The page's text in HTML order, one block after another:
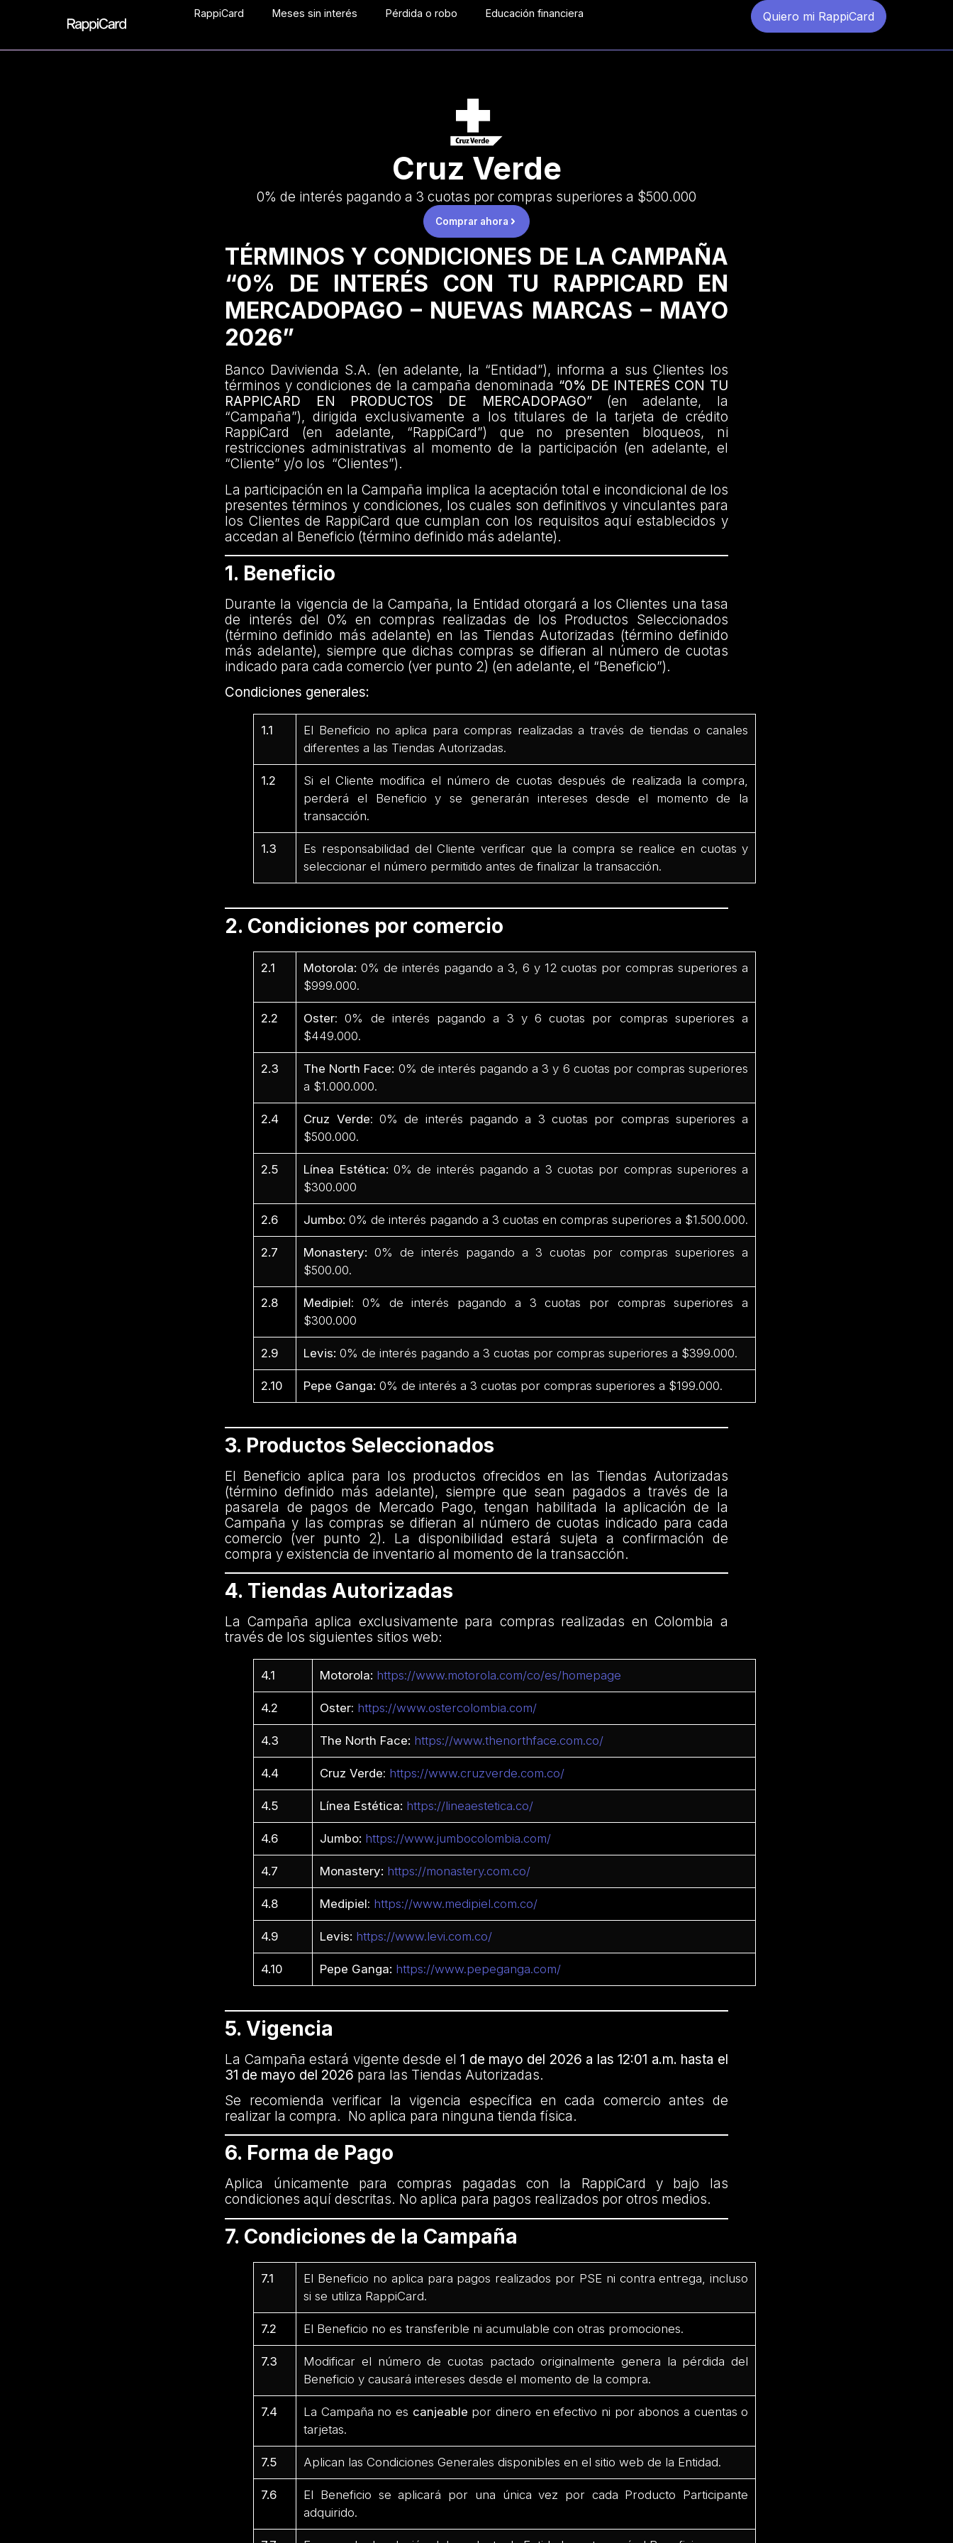
RappiCard Meses sin interés Pérdida o robo Educación financiera Quiero mi RappiCard
Cruz Verde
0% de interés pagando a 3 cuotas por compras superiores a $500.000
Comprar ahora
TÉRMINOS Y CONDICIONES DE LA CAMPAÑA
“0% DE INTERÉS CON TU RAPPICARD EN
MERCADOPAGO – NUEVAS MARCAS – MAYO
2026”
Banco Davivienda S.A. (en adelante, la “Entidad”), informa a sus Clientes los
términos y condiciones de la campaña denominada “0% DE INTERÉS CON TU
RAPPICARD EN PRODUCTOS DE MERCADOPAGO”(en adelante, la
“Campaña”), dirigida exclusivamente a los titulares de la tarjeta de crédito
RappiCard (en adelante, “RappiCard”) que no presenten bloqueos, ni
restricciones administrativas al momento de la participación (en adelante, el
“Cliente” y/o los “Clientes”).
La participación en la Campaña implica la aceptación total e incondicional de los
presentes términos y condiciones, los cuales son definitivos y vinculantes para
los Clientes de RappiCard que cumplan con los requisitos aquí establecidos y
accedan al Beneficio (término definido más adelante).
1. Beneficio
Durante la vigencia de la Campaña, la Entidad otorgará a los Clientes una tasa
de interés del 0% en compras realizadas de los Productos Seleccionados
(término definido más adelante) en las Tiendas Autorizadas (término definido
más adelante), siempre que dichas compras se difieran al número de cuotas
indicado para cada comercio (ver punto 2) (en adelante, el “Beneficio”).
Condiciones generales:
1.1
El Beneficio no aplica para compras realizadas a través de tiendas o canales
diferentes a las Tiendas Autorizadas.
1.2
Si el Cliente modifica el número de cuotas después de realizada la compra,
perderá el Beneficio y se generarán intereses desde el momento de la
transacción.
1.3
Es responsabilidad del Cliente verificar que la compra se realice en cuotas y
seleccionar el número permitido antes de finalizar la transacción.
2. Condiciones por comercio
2.1 Motorola:0% de interés pagando a 3, 6 y 12 cuotas por compras superiores a
$999.000.
2.2 Oster: 0% de interés pagando a 3 y 6 cuotas por compras superiores a
$449.000.
2.3 The North Face: 0% de interés pagando a 3 y 6 cuotas por compras superiores
a $1.000.000.
2.4 Cruz Verde: 0% de interés pagando a 3 cuotas por compras superiores a
$500.000.
2.5 Línea Estética: 0% de interés pagando a 3 cuotas por compras superiores a
$300.000
2.6 Jumbo: 0% de interés pagando a 3 cuotas en compras superiores a $1.500.000.
2.7 Monastery: 0% de interés pagando a 3 cuotas por compras superiores a
$500.00.
2.8 Medipiel: 0% de interés pagando a 3 cuotas por compras superiores a
$300.000
2.9 Levis:0% de interés pagando a 3 cuotas por compras superiores a $399.000.
2.10 Pepe Ganga: 0% de interés a 3 cuotas por compras superiores a $199.000.
3. Productos Seleccionados
El Beneficio aplica para los productos ofrecidos en las Tiendas Autorizadas
(término definido más adelante), siempre que sean pagados a través de la
pasarela de pagos de Mercado Pago, tengan habilitada la aplicación de la
Campaña y las compras se difieran al número de cuotas indicado para cada
comercio (ver punto 2). La disponibilidad estará sujeta a confirmación de
compra y existencia de inventario al momento de la transacción.
4. Tiendas Autorizadas
La Campaña aplica exclusivamente para compras realizadas en Colombia a
través de los siguientes sitios web:
4.1 Motorola: https://www.motorola.com/co/es/homepage
4.2 Oster: https://www.ostercolombia.com/
4.3 The North Face: https://www.thenorthface.com.co/
4.4 Cruz Verde: https://www.cruzverde.com.co/
4.5 Línea Estética: https://lineaestetica.co/
4.6 Jumbo: https://www.jumbocolombia.com/
4.7 Monastery: https://monastery.com.co/
4.8 Medipiel: https://www.medipiel.com.co/
4.9 Levis: https://www.levi.com.co/
4.10 Pepe Ganga: https://www.pepeganga.com/
5. Vigencia
La Campaña estará vigente desde el 1 de mayo del 2026 a las 12:01 a.m. hasta el
31 de mayo del 2026 para las Tiendas Autorizadas.
Se recomienda verificar la vigencia específica en cada comercio antes de
realizar la compra. No aplica para ninguna tienda física.
6. Forma de Pago
Aplica únicamente para compras pagadas con la RappiCard y bajo las
condiciones aquí descritas. No aplica para pagos realizados por otros medios.
7. Condiciones de la Campaña
7.1
El Beneficio no aplica para pagos realizados por PSE ni contra entrega, incluso
si se utiliza RappiCard.
7.2 El Beneficio no es transferible ni acumulable con otras promociones.
7.3
Modificar el número de cuotas pactado originalmente genera la pérdida del
Beneficio y causará intereses desde el momento de la compra.
7.4 La Campaña no es canjeable por dinero en efectivo ni por abonos a cuentas o
tarjetas.
7.5 Aplican las Condiciones Generales disponibles en el sitio web de la Entidad.
7.6
El Beneficio se aplicará por una única vez por cada Producto Participante
adquirido.